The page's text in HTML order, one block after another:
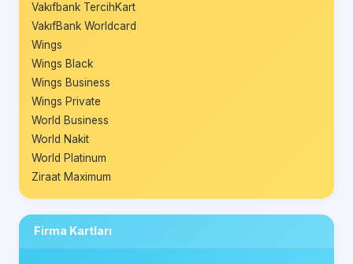
Vakıfbank TercihKart
VakıfBank Worldcard
Wings
Wings Black
Wings Business
Wings Private
World Business
World Nakit
World Platinum
Ziraat Maximum
Firma Kartları